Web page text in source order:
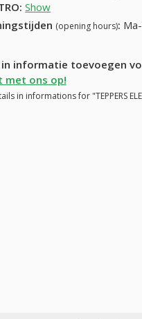
: Show
(opening hours):
toevoegen voor
met ons op!
informations for "TEPPERS